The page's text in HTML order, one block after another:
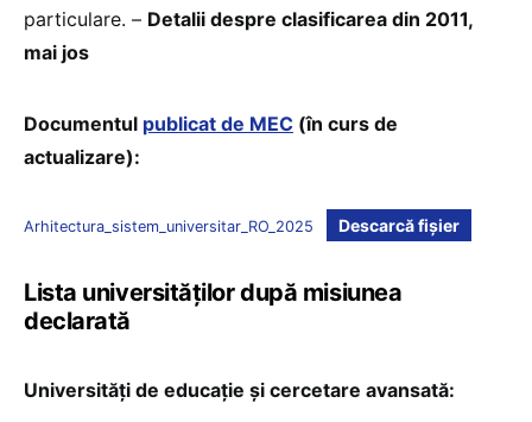
particulare. – Detalii despre clasificarea din 2011,
mai jos
Documentul publicat de MEC (în curs de
actualizare):
Arhitectura_sistem_universitar_RO_2025 Descarcă fișier
Lista universităților după misiunea
declarată
Universități de educație și cercetare avansată: